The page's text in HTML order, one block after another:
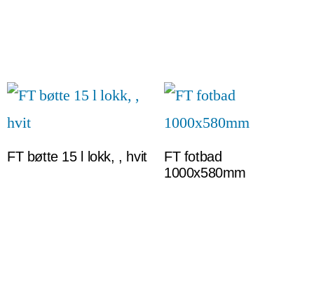
FT bøtte 15 l lokk, , hvit
FT fotbad
1000x580mm